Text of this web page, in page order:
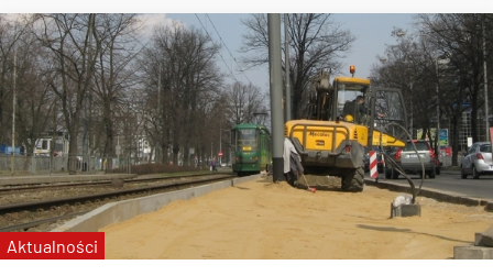
Aktualności